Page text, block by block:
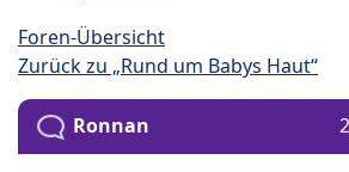
Foren-Übersicht
Zurück zu „Rund um Babys Haut“
Ronnan